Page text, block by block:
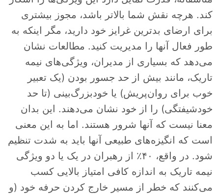
کند. هرچه نقش شما بالاتر باشد، مجوز بیشتری
برای ارضای بدترین غرایز خود دارید، مگر اینکه به
طور فعال آنها را مدیریت کنید. مطالعات نشان
می‌دهد که بسیاری از مدیران، ویژگی‌های نیمه
تاریک، مانند بیش از حد جسور بودن (یک تعبیر
خوب برای روان‌پریش) یا خودبزرگ‌بینی (تا حد
خودشیفتگی) را از خود نشان می‌دهند. این بدان
معنا نیست که آنها شرور هستند. اما به این معنی
است که انگیزه‌های طبیعی آنها باید به شدت تنظیم
شود. در واقع، ۴۰٪ از رهبران در یک یا دو ویژگی
نیمه تاریک به اندازه کافی امتیاز بالایی کسب
می‌کنند که خطر از مسیر خارج کردن حرفه خود (و